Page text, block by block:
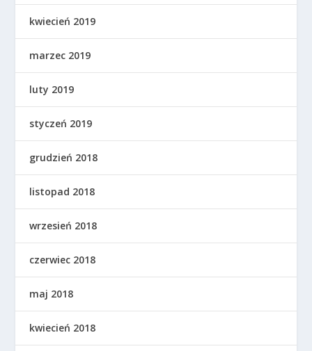
kwiecień 2019
marzec 2019
luty 2019
styczeń 2019
grudzień 2018
listopad 2018
wrzesień 2018
czerwiec 2018
maj 2018
kwiecień 2018